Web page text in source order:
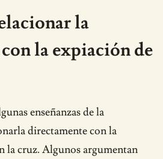
la
la expiación de
enseñanzas de la
directamente con la
la cruz. Algunos argumentan